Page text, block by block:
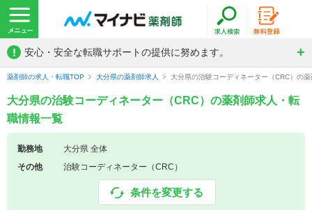
! 安心・安全な転職サポートの提供に努めます。
薬剤師の求人・転職TOP 大分県の薬剤師求人 大分県の治験コーディネーター（CRC）の
大分県の治験コーディネーター（CRC）の薬剤師求人・転
職情報一覧
勤務地
大分県 全体
その他
治験コーディネーター（CRC）
条件を変更する